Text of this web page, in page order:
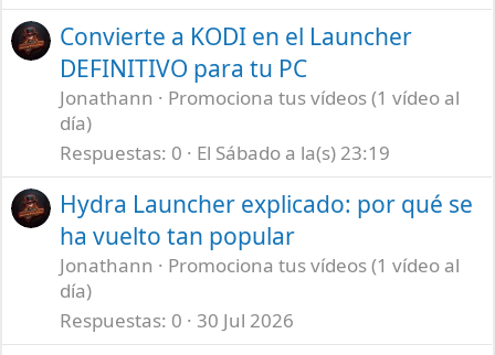
Convierte a KODI en el Launcher
DEFINITIVO para tu PC
Jonathann
Promociona tus vídeos (1 vídeo al
día)
Respuestas 0 El Sábado a la(s) 23:19
Hydra Launcher explicado: por qué se
ha vuelto tan popular
Jonathann
Promociona tus vídeos (1 vídeo al
día)
Respuestas 0 30 Jul 2026